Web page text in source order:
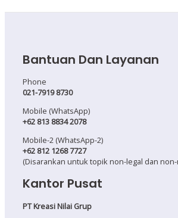
Bantuan Dan Layanan
Phone
021-7919 8730
Mobile (WhatsApp)
+62 813 8834 2078
Mobile-2 (WhatsApp-2)
+62 812 1268 7727
(Disarankan untuk topik non-legal dan
Kantor Pusat
PT Kreasi Nilai Grup